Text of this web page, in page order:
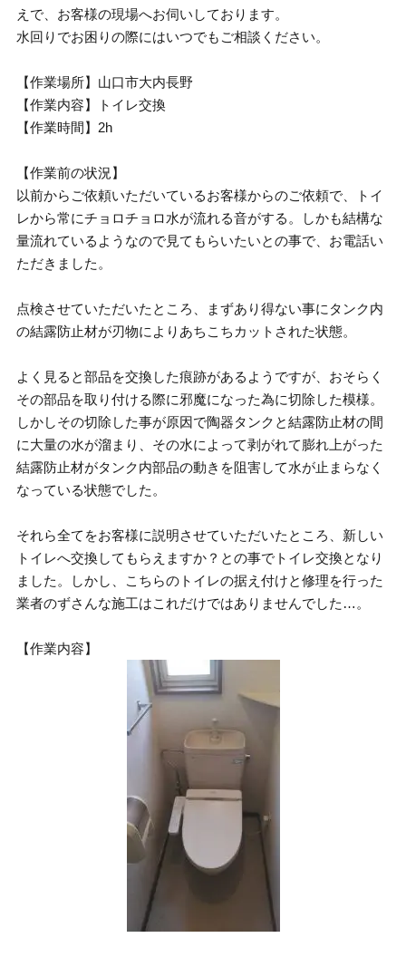
えで、お客様の現場へお伺いしております。
水回りでお困りの際にはいつでもご相談ください。
【作業場所】山口市大内長野
【作業内容】トイレ交換
【作業時間】2h
【作業前の状況】
以前からご依頼いただいているお客様からのご依頼で、トイ
レから常にチョロチョロ水が流れる音がする。しかも結構な
量流れているようなので見てもらいたいとの事で、お電話い
ただきました。
点検させていただいたところ、まずあり得ない事にタンク内
の結露防止材が刃物によりあちこちカットされた状態。
よく見ると部品を交換した痕跡があるようですが、おそらく
その部品を取り付ける際に邪魔になった為に切除した模様。
しかしその切除した事が原因で陶器タンクと結露防止材の間
に大量の水が溜まり、その水によって剥がれて膨れ上がった
結露防止材がタンク内部品の動きを阻害して水が止まらなく
なっている状態でした。
それら全てをお客様に説明させていただいたところ、新しい
トイレへ交換してもらえますか？との事でトイレ交換となり
ました。しかし、こちらのトイレの据え付けと修理を行った
業者のずさんな施工はこれだけではありませんでした…。
【作業内容】